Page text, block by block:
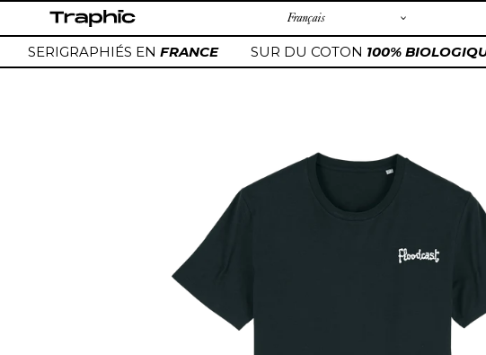
contenu
SERIGRAPHIÉS ENFRANCE SUR DU COTON100%